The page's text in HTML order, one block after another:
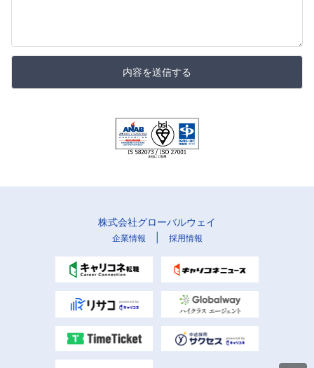
内容を送信する
株式会社グローバルウェイ
企業情報 採用情報